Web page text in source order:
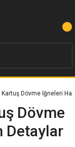
Dövme İğneleri
Dövme
Detaylar